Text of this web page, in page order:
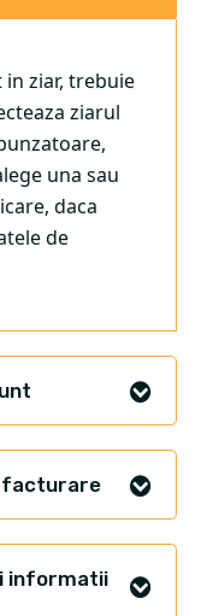
ziar, trebuie
ziarul
una sau
daca
de
facturare
informatii